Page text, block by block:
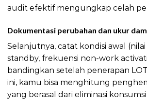
audit efektif mengungkap celah
Dokumentasi perubahan dan ukur
Selanjutnya, catat kondisi awal
standby, frekuensi non-work
bandingkan setelah penerapan
ini, kamu bisa menghitung
yang berasal dari eliminasi